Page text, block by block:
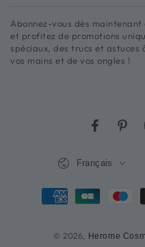
adresse
e-
Abonnez-vous dès
et profitez de promotions
spéciaux, des trucs et
vos mains et de vos ongles !
Facebook
© 2026, Herome
Français
Méthodes
paiement